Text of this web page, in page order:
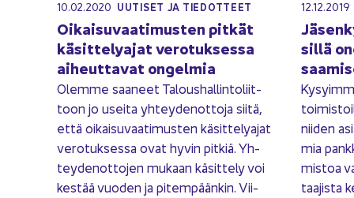
10.02.2020 UU­TI­SET JA TIE­DOT­TEET
Oi­kai­su­vaa­ti­mus­ten pit­kät
kä­sit­te­ly­ajat ve­ro­tuk­ses­sa
ai­heut­ta­vat on­gel­mia
Olem­me saa­neet Ta­lous­hal­lin­to­liit­
toon jo usei­ta yh­tey­den­ot­to­ja siitä,
että oi­kai­su­vaa­ti­mus­ten kä­sit­te­ly­ajat
ve­ro­tuk­ses­sa ovat hyvin pit­kiä. Yh­
tey­den­ot­to­jen mu­kaan kä­sit­te­ly voi
kes­tää vuo­den ja pi­tem­pään­kin. Vii­
12.12.2019
sil­lä
nii­den
mia
mis­toa
taa­jis­ta